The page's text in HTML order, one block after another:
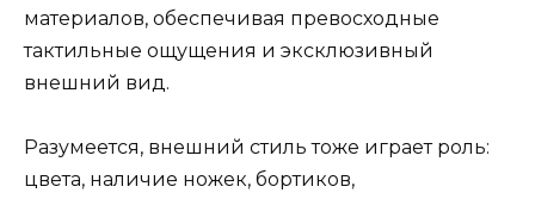
материалов, обеспечивая превосходные
тактильные ощущения и эксклюзивный
внешний вид.
Разумеется, внешний стиль тоже играет роль:
цвета, наличие ножек, бортиков,